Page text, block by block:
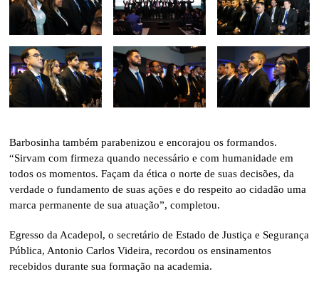
Barbosinha também parabenizou e encorajou os formandos.
“Sirvam com firmeza quando necessário e com humanidade em
todos os momentos. Façam da ética o norte de suas decisões, da
verdade o fundamento de suas ações e do respeito ao cidadão uma
marca permanente de sua atuação”, completou.
Egresso da Acadepol, o secretário de Estado de Justiça e Segurança
Pública, Antonio Carlos Videira, recordou os ensinamentos
recebidos durante sua formação na academia.